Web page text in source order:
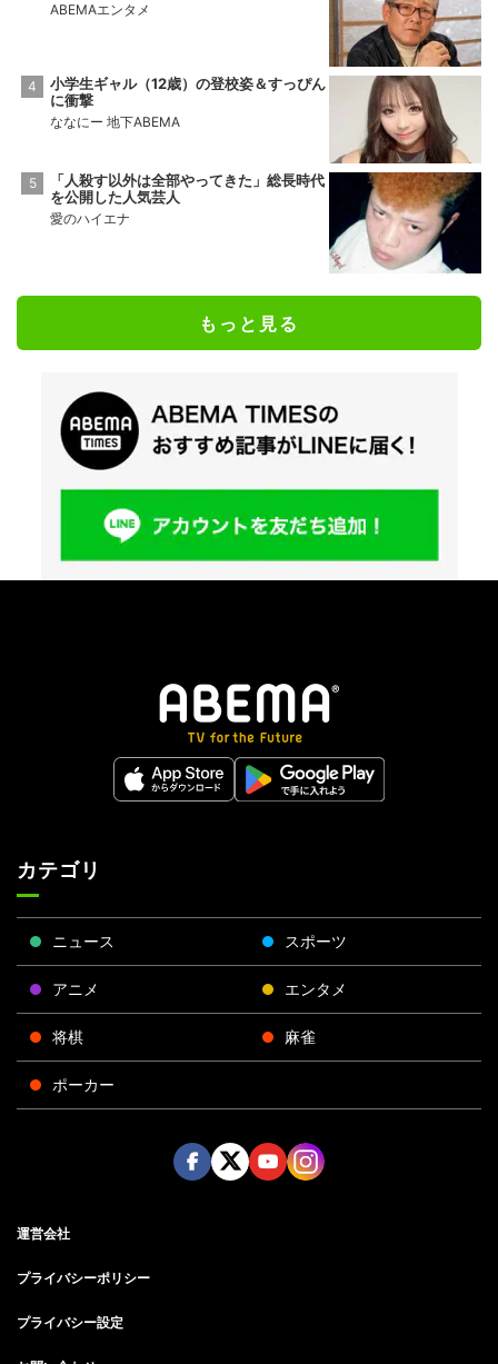
ABEMAエンタメ
小学生ギャル（12歳）の登校姿＆すっぴん
に衝撃
ななにー 地下ABEMA
「人殺す以外は全部やってきた」総長時代
を公開した人気芸人
愛のハイエナ
もっと見る
カテゴリ
ニュース スポーツ
アニメ エンタメ
将棋 麻雀
ポーカー
運営会社
プライバシーポリシー
プライバシー設定